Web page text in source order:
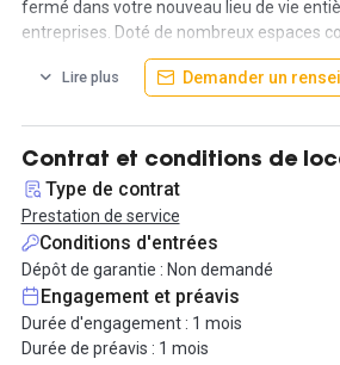
fermé dans votre nouveau lieu de vie
entreprises. Doté de nombreux espaces
de vie. Dans ce bâtiment, idéalement
solutions évolutives sont disponibles
Nos espaces sont conçus dans le but de
que vous soyez seul ou entouré d'une
De plus, nos tarifs sans engagement vous
qui vous convient. Profitez également
comprenant de nombreux services pour
Découvrez cet espace d'exception avec
Lire plus Demander un
Contrat et conditions de
Type de contrat
Prestation de service
Conditions d'entrées
Dépôt de garantie : Non demandé
Engagement et préavis
Durée d'engagement : 1 mois
Durée de préavis : 1 mois